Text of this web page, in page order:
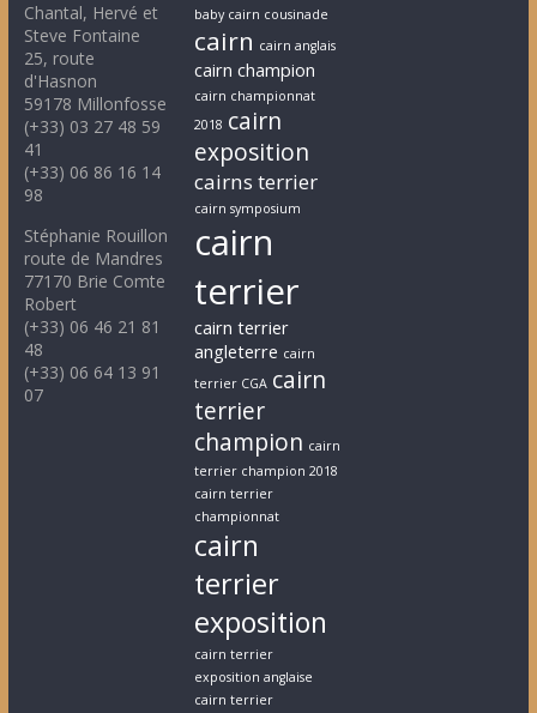
Chantal, Hervé et
Steve Fontaine
25, route
d'Hasnon
59178 Millonfosse
(+33) 03 27 48 59
41
(+33) 06 86 16 14
98
Stéphanie Rouillon
route de Mandres
77170 Brie Comte
Robert
(+33) 06 46 21 81
48
(+33) 06 64 13 91
07
baby cairn cousinade
cairn cairn anglais
cairn champion
cairn championnat
2018 cairn
exposition
cairns terrier
cairn symposium
cairn
terrier
cairn terrier
angleterre cairn
terrier CGA cairn
terrier
champion cairn
terrier champion 2018
cairn terrier
championnat
cairn
terrier
exposition
cairn terrier
exposition anglaise
cairn terrier